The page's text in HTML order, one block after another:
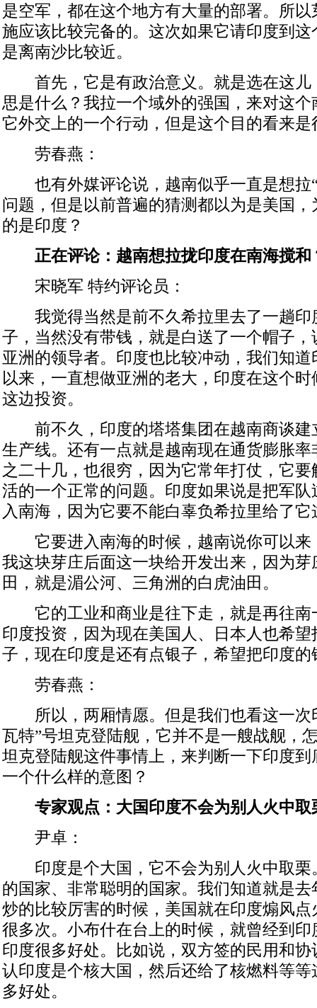
是空军，都在这个地方有大量的部署。所
施应该比较完备的。这次如果它请印度到
是离南沙比较近。
首先，它是有政治意义。就是选在这儿
思是什么？我拉一个域外的强国，来对这
它外交上的一个行动，但是这个目的看来是
劳春燕：
也有外媒评论说，越南似乎一直是想拉“
问题，但是以前普遍的猜测都以为是美国
的是印度？
正在评论：越南想拉拢印度在南海搅和
宋晓军 特约评论员：
我觉得当然是前不久希拉里去了一趟印
子，当然没有带钱，就是白送了一个帽子
亚洲的领导者。印度也比较冲动，我们知道
以来，一直想做亚洲的老大，印度在这个
这边投资。
前不久，印度的塔塔集团在越南商谈建
生产线。还有一点就是越南现在通货膨胀
之二十几，也很穷，因为它常年打仗，它
活的一个正常的问题。印度如果说是把军
入南海，因为它要不能白辜负希拉里给了它
它要进入南海的时候，越南说你可以来
我这块芽庄后面这一块给开发出来，因为
田，就是湄公河、三角洲的白虎油田。
它的工业和商业是往下走，就是再往南
印度投资，因为现在美国人、日本人也希
子，现在印度是还有点银子，希望把印度
劳春燕：
所以，两厢情愿。但是我们也看这一次
瓦特”号坦克登陆舰，它并不是一艘战舰，
坦克登陆舰这件事情上，来判断一下印度
一个什么样的意图？
专家观点：大国印度不会为别人火中取
尹卓：
印度是个大国，它不会为别人火中取栗
的国家、非常聪明的国家。我们知道就是
炒的比较厉害的时候，美国就在印度煽风
很多次。小布什在台上的时候，就曾经到
印度很多好处。比如说，双方签的民用和
认印度是个核大国，然后还给了核燃料等
多好处。